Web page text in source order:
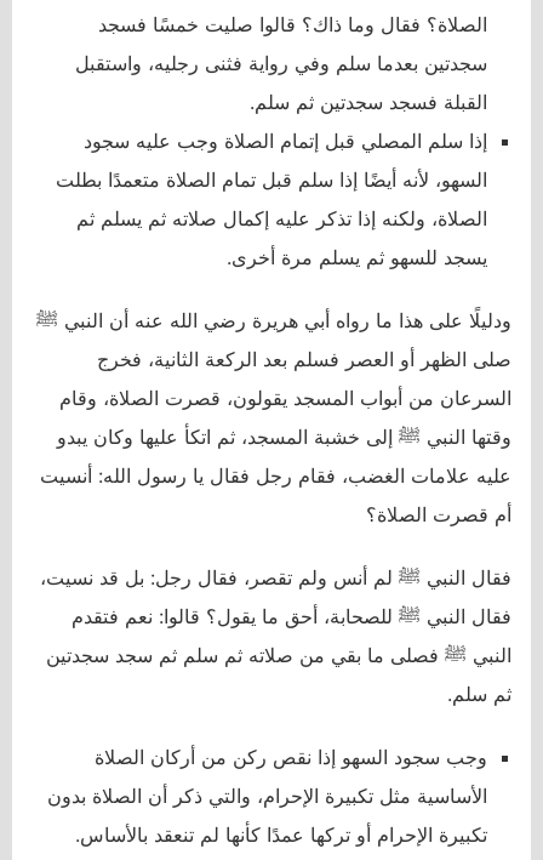
الصلاة؟ فقال وما ذاك؟ قالوا صليت خمسًا فسجد
سجدتين بعدما سلم وفي رواية فثنى رجليه، واستقبل
القبلة فسجد سجدتين ثم سلم.
إذا سلم المصلي قبل إتمام الصلاة وجب عليه سجود
السهو، لأنه أيضًا إذا سلم قبل تمام الصلاة متعمدًا بطلت
الصلاة، ولكنه إذا تذكر عليه إكمال صلاته ثم يسلم ثم
يسجد للسهو ثم يسلم مرة أخرى.
ودليلًا على هذا ما رواه أبي هريرة رضي الله عنه أن النبي ﷺ
صلى الظهر أو العصر فسلم بعد الركعة الثانية، فخرج
السرعان من أبواب المسجد يقولون، قصرت الصلاة، وقام
وقتها النبي ﷺ إلى خشبة المسجد، ثم اتكأ عليها وكان يبدو
عليه علامات الغضب، فقام رجل فقال يا رسول الله: أنسيت
أم قصرت الصلاة؟
فقال النبي ﷺ لم أنس ولم تقصر، فقال رجل: بل قد نسيت،
فقال النبي ﷺ للصحابة، أحق ما يقول؟ قالوا: نعم فتقدم
النبي ﷺ فصلى ما بقي من صلاته ثم سلم ثم سجد سجدتين
ثم سلم.
وجب سجود السهو إذا نقص ركن من أركان الصلاة
الأساسية مثل تكبيرة الإحرام، والتي ذكر أن الصلاة بدون
تكبيرة الإحرام أو تركها عمدًا كأنها لم تنعقد بالأساس.